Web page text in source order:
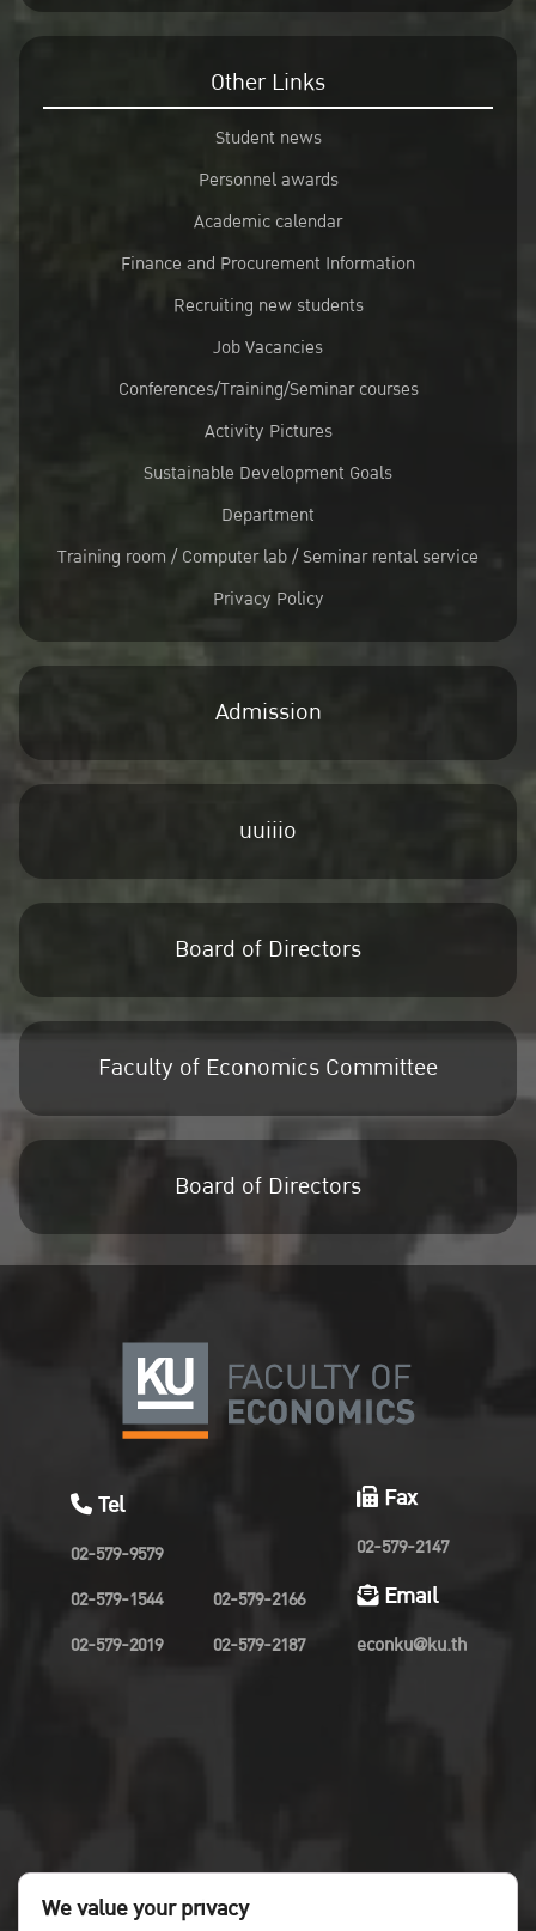
Other Links
Student news
Personnel awards
Academic calendar
Finance and Procurement Information
Recruiting new students
Job Vacancies
Conferences/Training/Seminar courses
Activity Pictures
Sustainable Development Goals
Department
Training room / Computer lab / Seminar rental service
Privacy Policy
Admission
uuiiio
Board of Directors
Faculty of Economics Committee
Board of Directors
Tel
02-579-9579
02-579-1544
02-579-2019
02-579-2166
02-579-2187
Fax
02-579-2147
Email
econku@ku.th
We value your privacy